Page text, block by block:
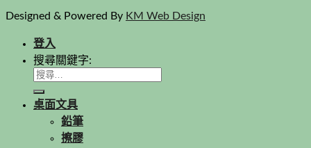
Designed & Powered By KM Web Design
登入
搜尋關鍵字:
桌面文具
鉛筆
擦膠